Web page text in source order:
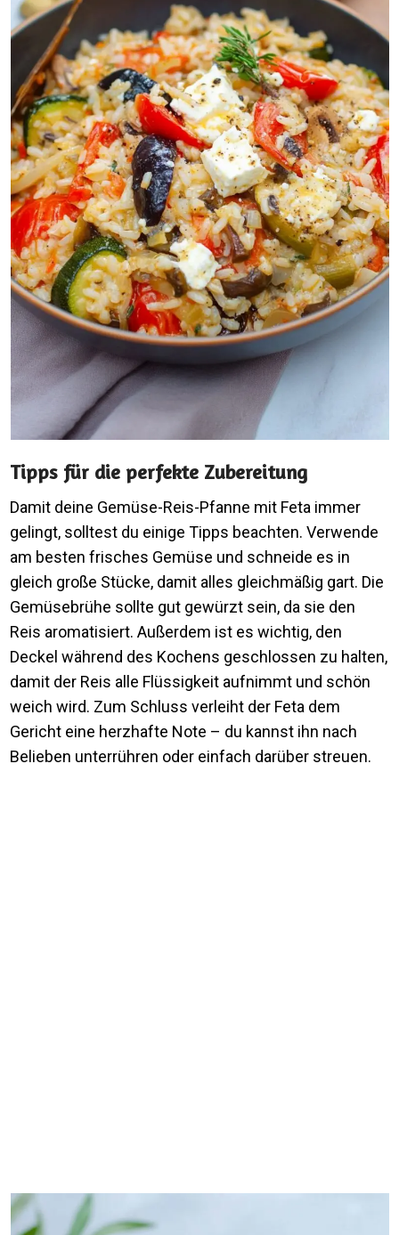
Tipps für die perfekte Zubereitung
Damit deine Gemüse-Reis-Pfanne mit Feta immer
gelingt, solltest du einige Tipps beachten. Verwende
am besten frisches Gemüse und schneide es in
gleich große Stücke, damit alles gleichmäßig gart. Die
Gemüsebrühe sollte gut gewürzt sein, da sie den
Reis aromatisiert. Außerdem ist es wichtig, den
Deckel während des Kochens geschlossen zu halten,
damit der Reis alle Flüssigkeit aufnimmt und schön
weich wird. Zum Schluss verleiht der Feta dem
Gericht eine herzhafte Note – du kannst ihn nach
Belieben unterrühren oder einfach darüber streuen.